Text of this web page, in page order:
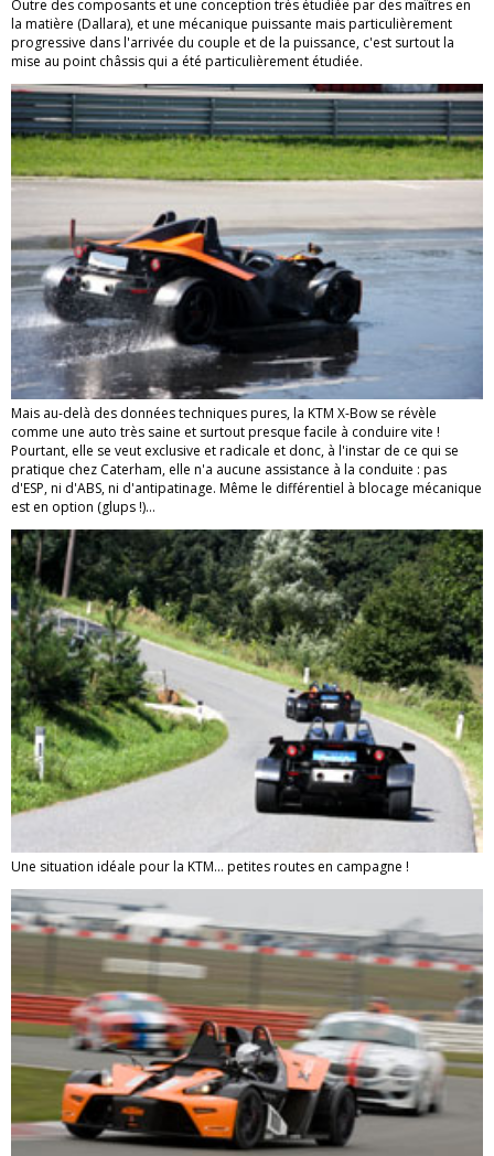
Outre des composants et une conception très étudiée par des maîtres en
la matière (Dallara), et une mécanique puissante mais particulièrement
progressive dans l'arrivée du couple et de la puissance, c'est surtout la
mise au point châssis qui a été particulièrement étudiée.
Mais au-delà des données techniques pures, la KTM X-Bow se révèle
comme une auto très saine et surtout presque facile à conduire vite !
Pourtant, elle se veut exclusive et radicale et donc, à l'instar de ce qui se
pratique chez Caterham, elle n'a aucune assistance à la conduite : pas
d'ESP, ni d'ABS, ni d'antipatinage. Même le différentiel à blocage mécanique
est en option (glups !)…
Une situation idéale pour la KTM... petites routes en campagne !